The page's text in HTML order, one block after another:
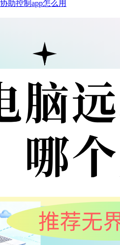
助控制app怎么用